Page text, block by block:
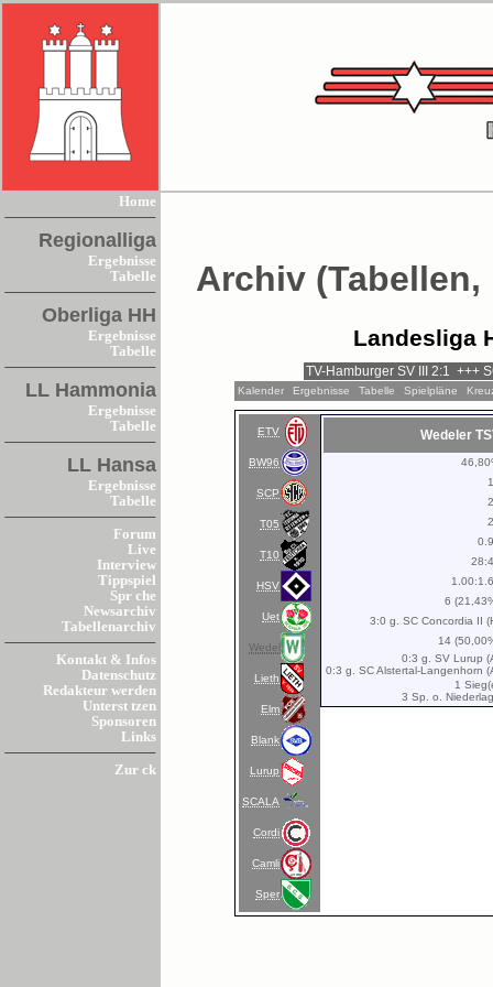
Home
Regionalliga
Ergebnisse
Tabelle
Oberliga HH
Ergebnisse
Tabelle
LL Hammonia
Ergebnisse
Tabelle
LL Hansa
Ergebnisse
Tabelle
Forum
Live
Interview
Tippspiel
Spr che
Newsarchiv
Tabellenarchiv
Kontakt & Infos
Datenschutz
Redakteur werden
Unterst tzen
Sponsoren
Links
Zur ck
Archiv
Landesliga
Kalender Ergebnisse Tabelle Spielpläne
ETV
BW96
SCP
T05
T10
HSV
Uet
Wedel
Lieth
Elm
Blank
Lurup
SCALA
Cordi
Camli
Sper
Wedeler
6
3:0 g. SC Concordia II
14
0:3 g. SV Lurup
0:3 g. SC Alstertal-Langenhorn
1
3 Sp. o.